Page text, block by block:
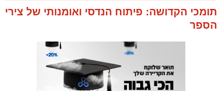
תומכי הקדושה: פיתוח הנדסי ואומנותי של צירי
הספר